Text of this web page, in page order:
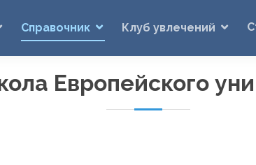
Справочник Клуб увлечений
Европейского